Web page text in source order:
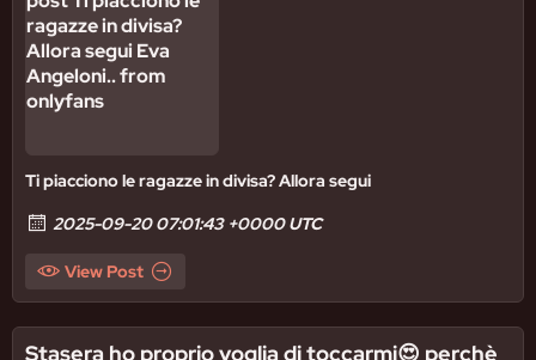
Ti piacciono le ragazze in divisa? Allora segui
2025-09-20 07:01:43 +0000 UTC
View Post
Stasera ho proprio voglia di toccarmi😍 perchè